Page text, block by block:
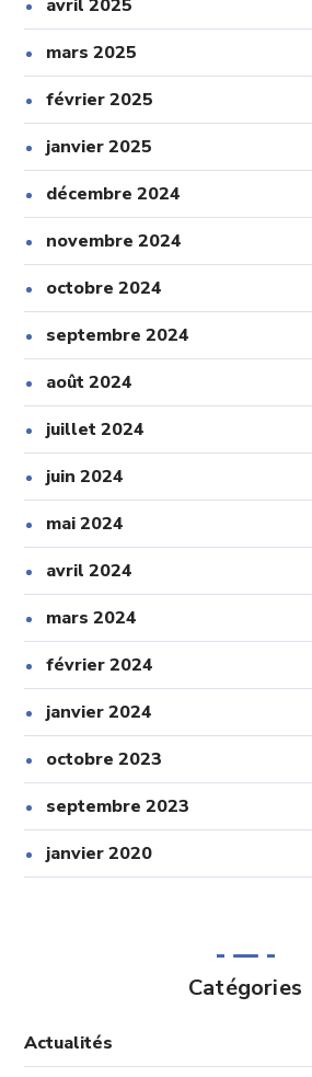
avril 2025
mars 2025
février 2025
janvier 2025
décembre 2024
novembre 2024
octobre 2024
septembre 2024
août 2024
juillet 2024
juin 2024
mai 2024
avril 2024
mars 2024
février 2024
janvier 2024
octobre 2023
septembre 2023
janvier 2020
Catégories
Actualités